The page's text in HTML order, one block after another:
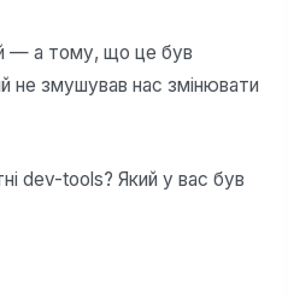
— а тому, що це був
не змушував нас змінювати
dev-tools? Який у вас був